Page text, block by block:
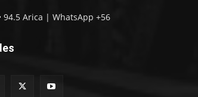
94.5 Arica | WhatsApp +56